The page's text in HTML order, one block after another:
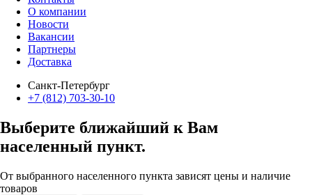
О компании
Новости
Вакансии
Партнеры
Доставка
Санкт-Петербург
+7 (812) 703-30-10
Выберите ближайший к Вам
населенный пункт.
От выбранного населенного пункта зависят цены и наличие
товаров